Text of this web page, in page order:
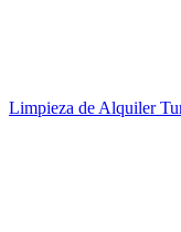
Limpieza de Alquiler